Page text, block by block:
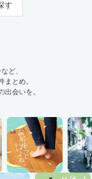
す
ど、
まとめ。
出会いを。